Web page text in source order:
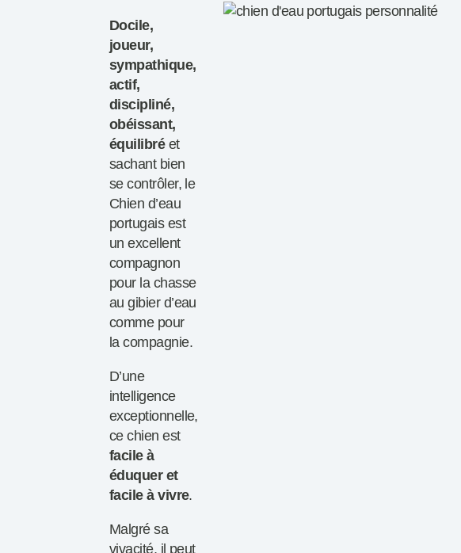
Docile,
joueur,
sympathique,
actif,
discipliné,
obéissant,
équilibréet
sachant bien
se contrôler, le
Chien d’eau
portugais est
un excellent
compagnon
pour la chasse
au gibier d’eau
comme pour
la compagnie.
D’une
intelligence
exceptionnelle,
ce chien est
facile à
éduquer et
facile à vivre.
Malgré sa
vivacité, il peut